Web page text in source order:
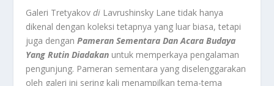
Galeri Tretyakovdi Lavrushinsky Lane tidak hanya
dikenal dengan koleksi tetapnya yang luar biasa, tetapi
juga denganPameran Sementara Dan Acara Budaya
Yang Rutin Diadakan untuk memperkaya pengalaman
pengunjung. Pameran sementara yang diselenggarakan
oleh galeri ini sering kali menampilkan tema-tema